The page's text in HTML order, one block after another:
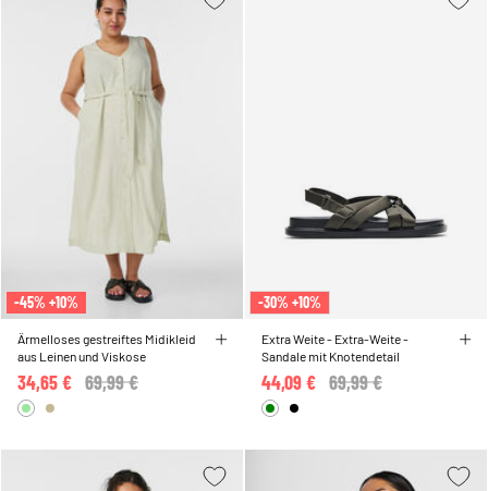
-45% +10%
Ärmelloses gestreiftes Midikleid
aus Leinen und Viskose
Price reduced from
69,99 €
34,65 €
-30% +10%
Extra Weite - Extra-Weite -
Sandale mit Knotendetail
Price reduced from
69,99 €
44,09 €